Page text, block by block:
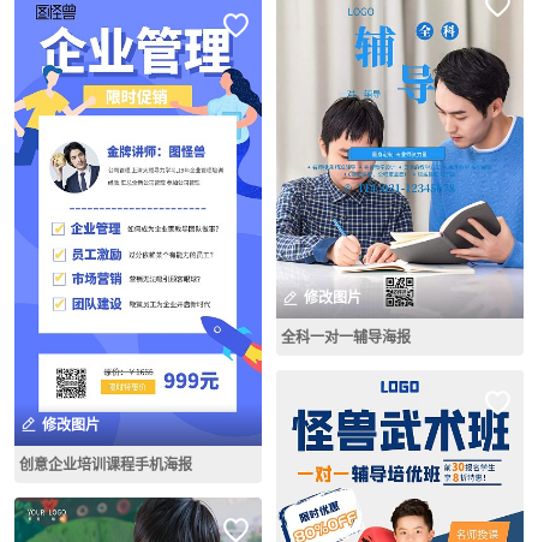
修改图片
创意企业培训课程手机海报
修改图片
全科一对一辅导海报